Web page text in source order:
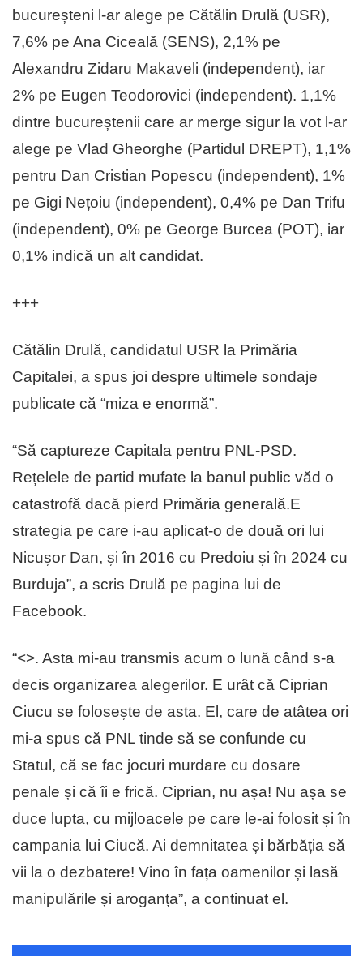
bucureșteni l-ar alege pe Cătălin Drulă (USR),
7,6% pe Ana Ciceală (SENS), 2,1% pe
Alexandru Zidaru Makaveli (independent), iar
2% pe Eugen Teodorovici (independent). 1,1%
dintre bucureștenii care ar merge sigur la vot l-ar
alege pe Vlad Gheorghe (Partidul DREPT), 1,1%
pentru Dan Cristian Popescu (independent), 1%
pe Gigi Nețoiu (independent), 0,4% pe Dan Trifu
(independent), 0% pe George Burcea (POT), iar
0,1% indică un alt candidat.
+++
Cătălin Drulă, candidatul USR la Primăria
Capitalei, a spus joi despre ultimele sondaje
publicate că “miza e enormă”.
“Să captureze Capitala pentru PNL-PSD.
Rețelele de partid mufate la banul public văd o
catastrofă dacă pierd Primăria generală.E
strategia pe care i-au aplicat-o de două ori lui
Nicușor Dan, și în 2016 cu Predoiu și în 2024 cu
Burduja”, a scris Drulă pe pagina lui de
Facebook.
“<>. Asta mi-au transmis acum o lună când s-a
decis organizarea alegerilor. E urât că Ciprian
Ciucu se folosește de asta. El, care de atâtea ori
mi-a spus că PNL tinde să se confunde cu
Statul, că se fac jocuri murdare cu dosare
penale și că îi e frică. Ciprian, nu așa! Nu așa se
duce lupta, cu mijloacele pe care le-ai folosit și în
campania lui Ciucă. Ai demnitatea și bărbăția să
vii la o dezbatere! Vino în fața oamenilor și lasă
manipulările și aroganța”, a continuat el.